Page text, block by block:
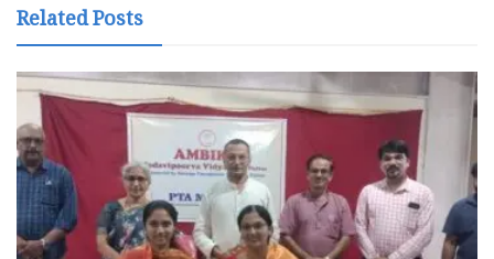
Related Posts